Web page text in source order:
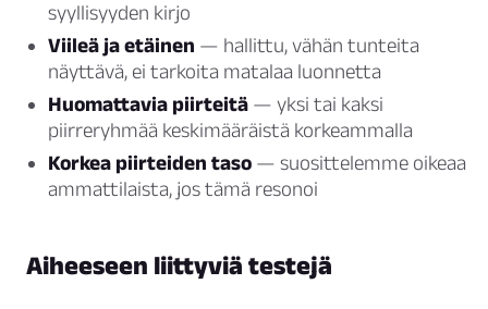
syyllisyyden kirjo
Viileä ja etäinen — hallittu, vähän tunteita
näyttävä, ei tarkoita matalaa luonnetta
Huomattavia piirteitä — yksi tai kaksi
piirreryhmää keskimääräistä korkeammalla
Korkea piirteiden taso — suosittelemme oikeaa
ammattilaista, jos tämä resonoi
Aiheeseen liittyviä testejä